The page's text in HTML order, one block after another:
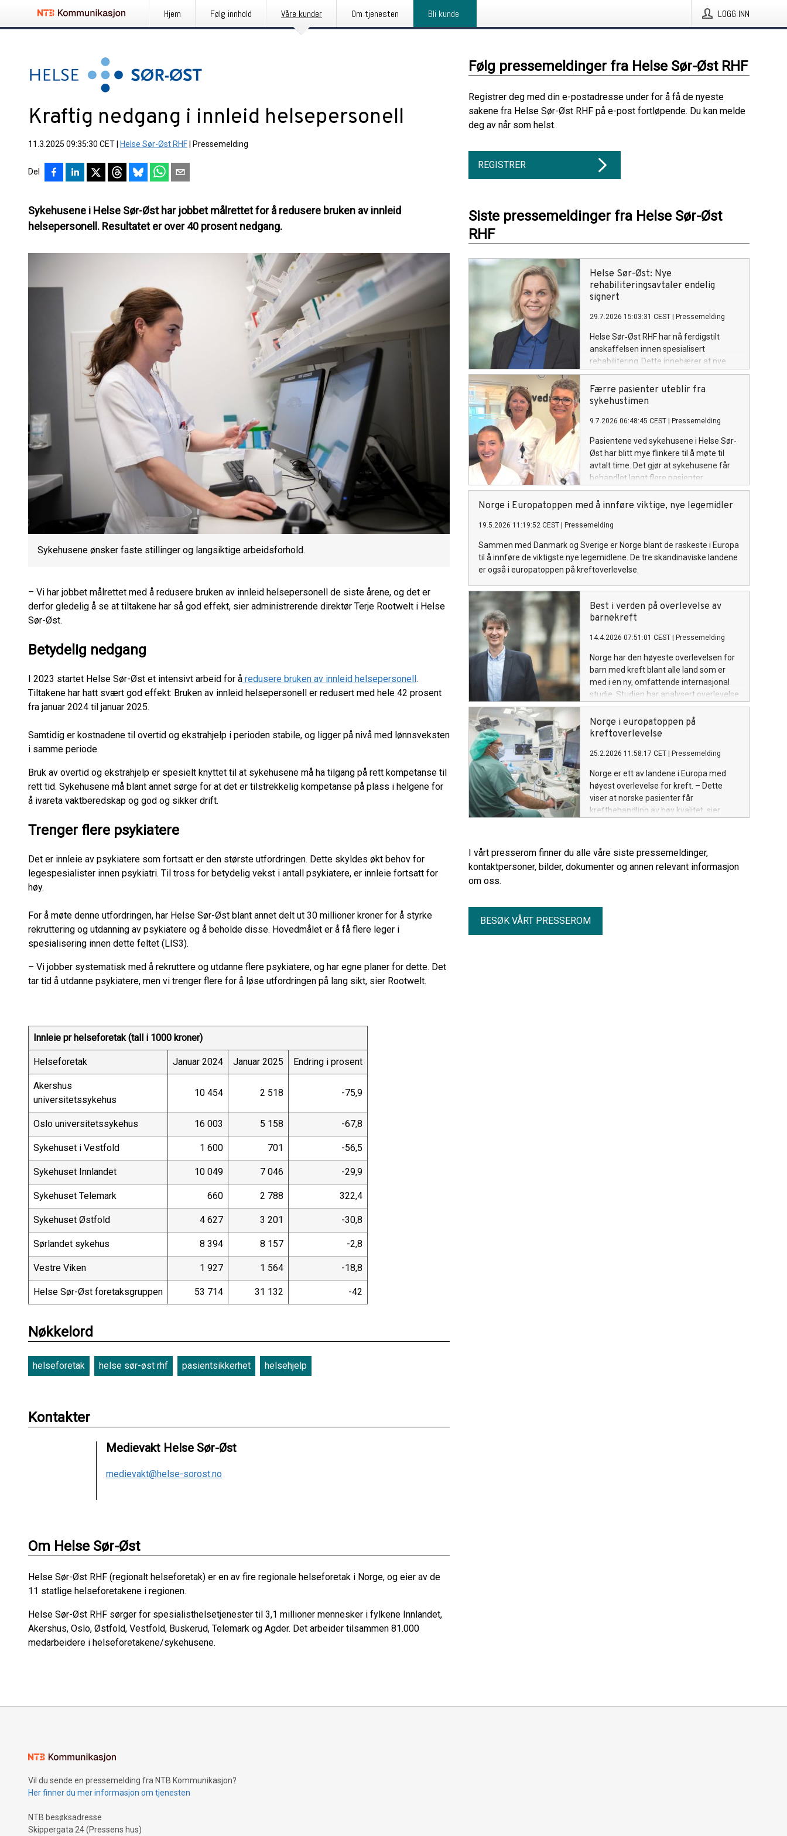
Hjem Følg innhold Våre kunder Om tjenesten Bli kunde LOGG INN
Kraftig nedgang i innleid helsepersonell
11.3.2025 09:35:30 CET Helse Sør-Øst RHF Pressemelding
Del
Sykehusene i Helse Sør-Øst har jobbet målrettet for å redusere bruken av innleid
helsepersonell. Resultatet er over 40 prosent nedgang.
Sykehusene ønsker faste stillinger og langsiktige arbeidsforhold.
– Vi har jobbet målrettet med å redusere bruken av innleid helsepersonell de siste årene, og det er
derfor gledelig å se at tiltakene har så god effekt, sier administrerende direktør Terje Rootwelt i Helse
Sør-Øst.
Betydelig nedgang
I 2023 startet Helse Sør-Øst et intensivt arbeid for å redusere bruken av innleid helsepersonell.
Tiltakene har hatt svært god effekt: Bruken av innleid helsepersonell er redusert med hele 42 prosent
fra januar 2024 til januar 2025.
Samtidig er kostnadene til overtid og ekstrahjelp i perioden stabile, og ligger på nivå med lønnsveksten
i samme periode.
Bruk av overtid og ekstrahjelp er spesielt knyttet til at sykehusene må ha tilgang på rett kompetanse til
rett tid. Sykehusene må blant annet sørge for at det er tilstrekkelig kompetanse på plass i helgene for
å ivareta vaktberedskap og god og sikker drift.
Trenger flere psykiatere
Det er innleie av psykiatere som fortsatt er den største utfordringen. Dette skyldes økt behov for
legespesialister innen psykiatri. Til tross for betydelig vekst i antall psykiatere, er innleie fortsatt for
høy.
For å møte denne utfordringen, har Helse Sør-Øst blant annet delt ut 30 millioner kroner for å styrke
rekruttering og utdanning av psykiatere og å beholde disse. Hovedmålet er å få flere leger i
spesialisering innen dette feltet (LIS3).
– Vi jobber systematisk med å rekruttere og utdanne flere psykiatere, og har egne planer for dette. Det
tar tid å utdanne psykiatere, men vi trenger flere for å løse utfordringen på lang sikt, sier Rootwelt.
Innleie pr helseforetak (tall i 1000 kroner)
Helseforetak Januar 2024 Januar 2025 Endring i prosent
Akershus
universitetssykehus
10 454 2 518 -75,9
Oslo universitetssykehus 16 003 5 158 -67,8
Sykehuset i Vestfold 1 600 701 -56,5
Sykehuset Innlandet 10 049 7 046 -29,9
Sykehuset Telemark 660 2 788 322,4
Sykehuset Østfold 4 627 3 201 -30,8
Sørlandet sykehus 8 394 8 157 -2,8
Vestre Viken 1 927 1 564 -18,8
Helse Sør-Øst foretaksgruppen 53 714 31 132 -42
Nøkkelord
helseforetak helse sør-øst rhf pasientsikkerhet helsehjelp
Kontakter
Medievakt Helse Sør-Øst
medievakt@helse-sorost.no
Om Helse Sør-Øst
Helse Sør-Øst RHF (regionalt helseforetak) er en av fire regionale helseforetak i Norge, og eier av de
11 statlige helseforetakene i regionen.
Helse Sør-Øst RHF sørger for spesialisthelsetjenester til 3,1 millioner mennesker i fylkene Innlandet,
Akershus, Oslo, Østfold, Vestfold, Buskerud, Telemark og Agder. Det arbeider tilsammen 81.000
medarbeidere i helseforetakene/sykehusene.
Følg pressemeldinger fra Helse Sør-Øst RHF
Registrer deg med din e-postadresse under for å få de nyeste
sakene fra Helse Sør-Øst RHF på e-post fortløpende. Du kan melde
deg av når som helst.
REGISTRER
Siste pressemeldinger fra Helse Sør-Øst
RHF
Helse Sør-Øst: Nye
rehabiliteringsavtaler endelig
signert
29.7.2026 15:03:31 CEST Pressemelding
Helse Sør‑Øst RHF har nå ferdigstilt
anskaffelsen innen spesialisert
rehabilitering. Dette innebærer at nye
kontrakter med en årlig verdi
på 1 200 millioner kroner med private
rehabiliteringsinstitusjoner er signert.
Færre pasienter uteblir fra
sykehustimen
9.7.2026 06:48:45 CEST Pressemelding
Pasientene ved sykehusene i Helse Sør-
Øst har blitt mye flinkere til å møte til
avtalt time. Det gjør at sykehusene får
behandlet langt flere pasienter.
Norge i Europatoppen med å innføre viktige, nye legemidler
19.5.2026 11:19:52 CEST Pressemelding
Sammen med Danmark og Sverige er Norge blant de raskeste i Europa
til å innføre de viktigste nye legemidlene. De tre skandinaviske landene
er også i europatoppen på kreftoverlevelse.
Best i verden på overlevelse av
barnekreft
14.4.2026 07:51:01 CEST Pressemelding
Norge har den høyeste overlevelsen for
barn med kreft blant alle land som er
med i en ny, omfattende internasjonal
studie. Studien har analysert overlevelse
blant over 600 000 barn med kreft i 68
land.
Norge i europatoppen på
kreftoverlevelse
25.2.2026 11:58:17 CET Pressemelding
Norge er ett av landene i Europa med
høyest overlevelse for kreft. – Dette
viser at norske pasienter får
kreftbehandling av høy kvalitet, sier
I vårt presserom finner du alle våre siste pressemeldinger,
kontaktpersoner, bilder, dokumenter og annen relevant informasjon
om oss.
BESØK VÅRT PRESSEROM
Vil du sende en pressemelding fra NTB Kommunikasjon?
Her finner du mer informasjon om tjenesten
NTB besøksadresse
Skippergata 24 (Pressens hus)